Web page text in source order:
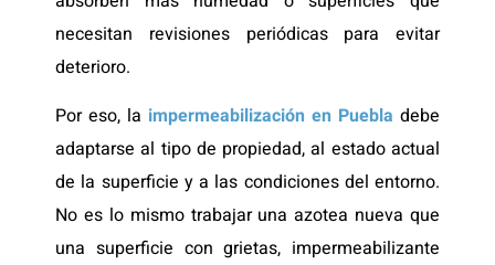
necesitan revisiones periódicas para evitar
deterioro.
Por eso, la impermeabilización en Puebla debe
adaptarse al tipo de propiedad, al estado actual
de la superficie y a las condiciones del entorno.
No es lo mismo trabajar una azotea nueva que
una superficie con grietas, impermeabilizante